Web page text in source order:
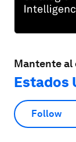
Mantente al
Estados
Follow